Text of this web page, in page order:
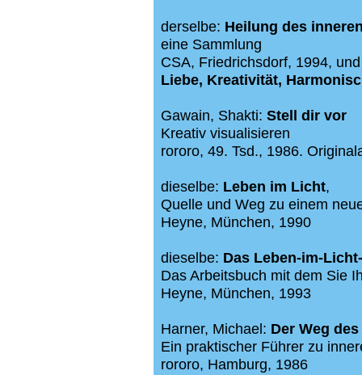
derselbe: Heilung des
eine Sammlung
CSA, Friedrichsdorf, 1994,
Liebe, Kreativität,
Gawain, Shakti: Stell dir vor
Kreativ visualisieren
rororo, 49. Tsd., 1986.
dieselbe: Leben im Licht,
Quelle und Weg zu einem
Heyne, München, 1990
dieselbe: Das Leben-im-
Das Arbeitsbuch mit dem Sie
Heyne, München, 1993
Harner, Michael: Der Weg
Ein praktischer Führer zu
rororo, Hamburg, 1986